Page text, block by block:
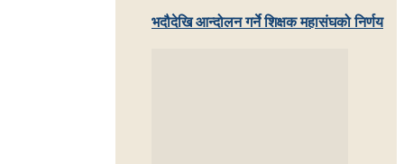
भदौदेखि आन्दोलन गर्ने शिक्षक महासंघको निर्णय